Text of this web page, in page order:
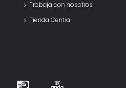
Trabaja con nosotros
Tienda Central